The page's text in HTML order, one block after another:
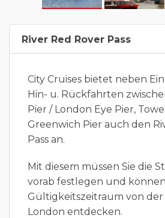
River Red Rover Pass
City Cruises bietet neben
Hin- u. Rückfahrten
Pier / London Eye Pier,
Greenwich Pier auch den
Pass an.
Mit diesem müssen Sie die
vorab festlegen und
Gültigkeitszeitraum von der
London entdecken.